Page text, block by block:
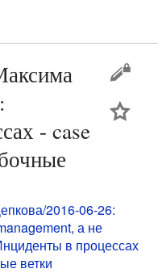
- case
2016-06-26:
а не
в процессах
ветки